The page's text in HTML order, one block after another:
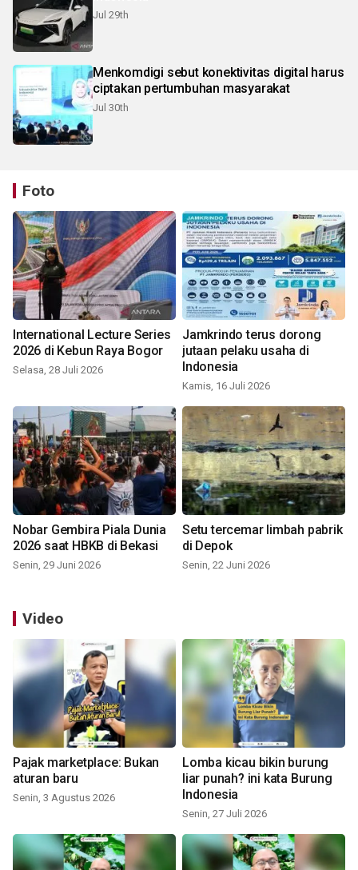
Jul 29th
Menkomdigi sebut konektivitas digital harus
ciptakan pertumbuhan masyarakat
Jul 30th
Foto
International Lecture Series
2026 di Kebun Raya Bogor
Selasa, 28 Juli 2026
Jamkrindo terus dorong
jutaan pelaku usaha di
Indonesia
Kamis, 16 Juli 2026
Nobar Gembira Piala Dunia
2026 saat HBKB di Bekasi
Senin, 29 Juni 2026
Setu tercemar limbah pabrik
di Depok
Senin, 22 Juni 2026
Video
Pajak marketplace: Bukan
aturan baru
Senin, 3 Agustus 2026
Lomba kicau bikin burung
liar punah? ini kata Burung
Indonesia
Senin, 27 Juli 2026